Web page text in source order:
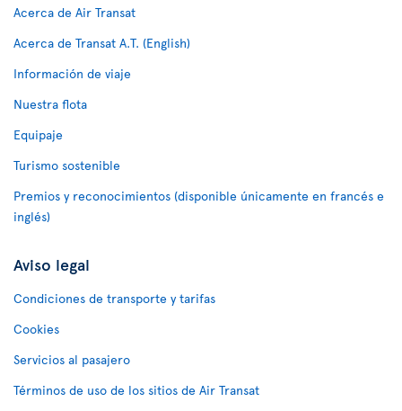
Acerca de Air Transat
Acerca de Transat A.T. (English)
Información de viaje
Nuestra flota
Equipaje
Turismo sostenible
Premios y reconocimientos (disponible únicamente en francés e
inglés)
Aviso legal
Condiciones de transporte y tarifas
Cookies
Servicios al pasajero
Términos de uso de los sitios de Air Transat